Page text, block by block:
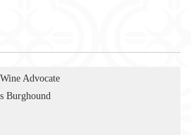
Advocate
Burghound